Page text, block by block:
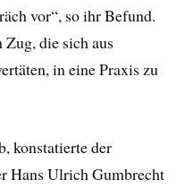
vor“, so ihr Befund.
Zug, die sich aus
in eine Praxis zu
konstatierte der
Hans Ulrich Gumbrecht